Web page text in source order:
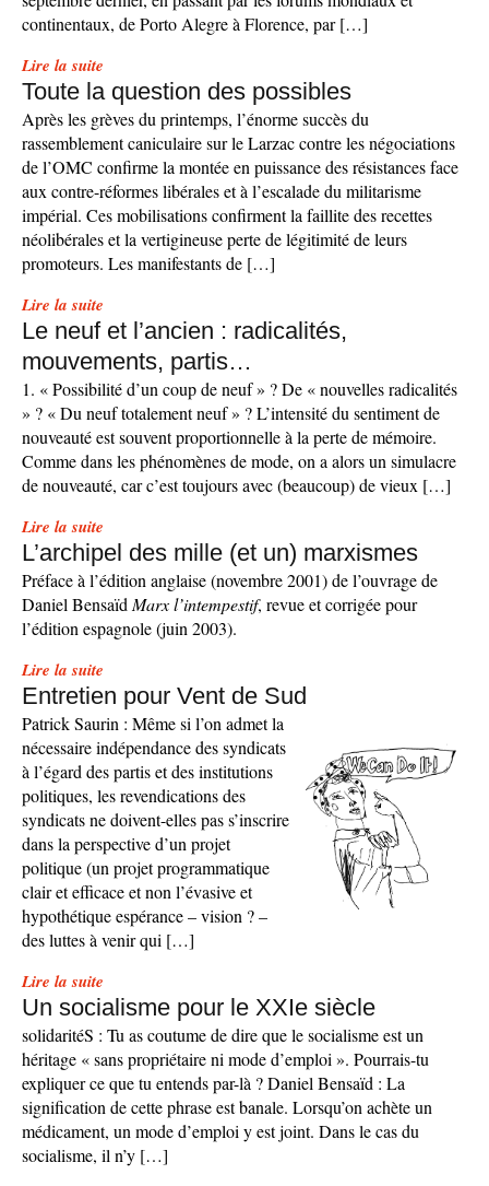
continentaux, de Porto Alegre à Florence, par […]
Lire la suite
Toute la question des possibles
Après les grèves du printemps, l’énorme succès du
rassemblement caniculaire sur le Larzac contre les négociations
de l’OMC confirme la montée en puissance des résistances face
aux contre-réformes libérales et à l’escalade du militarisme
impérial. Ces mobilisations confirment la faillite des recettes
néolibérales et la vertigineuse perte de légitimité de leurs
promoteurs. Les manifestants de […]
Lire la suite
Le neuf et l’ancien : radicalités,
mouvements, partis…
1. « Possibilité d’un coup de neuf » ? De « nouvelles radicalités
» ? « Du neuf totalement neuf » ? L’intensité du sentiment de
nouveauté est souvent proportionnelle à la perte de mémoire.
Comme dans les phénomènes de mode, on a alors un simulacre
de nouveauté, car c’est toujours avec (beaucoup) de vieux […]
Lire la suite
L’archipel des mille (et un) marxismes
Préface à l’édition anglaise (novembre 2001) de l’ouvrage de
Daniel Bensaïd Marx l’intempestif, revue et corrigée pour
l’édition espagnole (juin 2003).
Lire la suite
Entretien pour Vent de Sud
Patrick Saurin : Même si l’on admet la
nécessaire indépendance des syndicats
à l’égard des partis et des institutions
politiques, les revendications des
syndicats ne doivent-elles pas s’inscrire
dans la perspective d’un projet
politique (un projet programmatique
clair et efficace et non l’évasive et
hypothétique espérance – vision ? –
des luttes à venir qui […]
Lire la suite
Un socialisme pour le XXIe siècle
solidaritéS : Tu as coutume de dire que le socialisme est un
héritage « sans propriétaire ni mode d’emploi ». Pourrais-tu
expliquer ce que tu entends par-là ? Daniel Bensaïd : La
signification de cette phrase est banale. Lorsqu’on achète un
médicament, un mode d’emploi y est joint. Dans le cas du
socialisme, il n’y […]